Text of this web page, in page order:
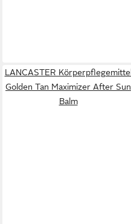
LANCASTER Körperpflegemittel
Golden Tan Maximizer After Sun
Balm